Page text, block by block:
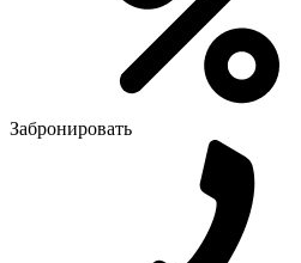
Забронировать